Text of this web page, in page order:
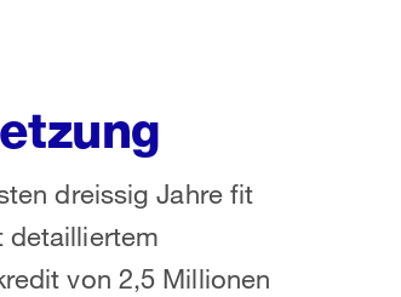
dreissig Jahre fit
detailliertem
von 2,5 Millionen